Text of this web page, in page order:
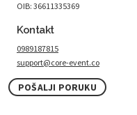
OIB: 36611335369
Kontakt
0989187815
support@core-event.co
POŠALJI PORUKU